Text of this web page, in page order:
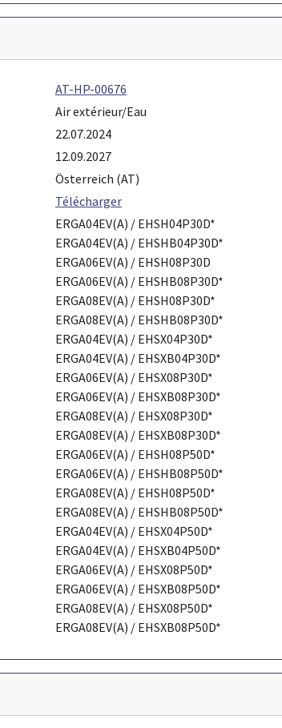
AT-HP-00676
Air extérieur/Eau
22.07.2024
12.09.2027
Österreich (AT)
Télécharger
ERGA04EV(A) / EHSH04P30D*
ERGA04EV(A) / EHSHB04P30D*
ERGA06EV(A) / EHSH08P30D
ERGA06EV(A) / EHSHB08P30D*
ERGA08EV(A) / EHSH08P30D*
ERGA08EV(A) / EHSHB08P30D*
ERGA04EV(A) / EHSX04P30D*
ERGA04EV(A) / EHSXB04P30D*
ERGA06EV(A) / EHSX08P30D*
ERGA06EV(A) / EHSXB08P30D*
ERGA08EV(A) / EHSX08P30D*
ERGA08EV(A) / EHSXB08P30D*
ERGA06EV(A) / EHSH08P50D*
ERGA06EV(A) / EHSHB08P50D*
ERGA08EV(A) / EHSH08P50D*
ERGA08EV(A) / EHSHB08P50D*
ERGA04EV(A) / EHSX04P50D*
ERGA04EV(A) / EHSXB04P50D*
ERGA06EV(A) / EHSX08P50D*
ERGA06EV(A) / EHSXB08P50D*
ERGA08EV(A) / EHSX08P50D*
ERGA08EV(A) / EHSXB08P50D*